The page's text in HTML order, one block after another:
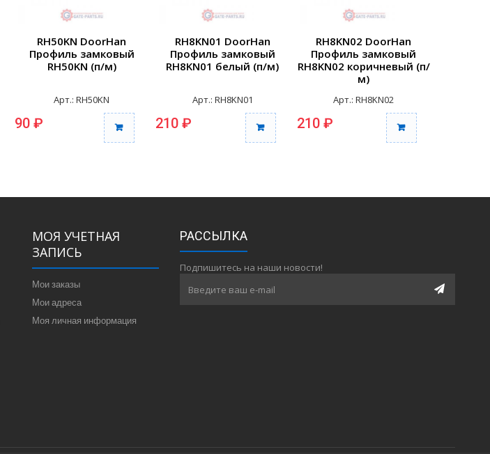
RH50KN DoorHan
Профиль замковый
RH50KN (п/м)
Арт.: RH50KN
90 ₽
RH8KN01 DoorHan
Профиль замковый
RH8KN01 белый (п/м)
Арт.: RH8KN01
210 ₽
RH8KN02 DoorHan
Профиль замковый
RH8KN02 коричневый (п/
м)
Арт.: RH8KN02
210 ₽
МОЯ УЧЕТНАЯ
ЗАПИСЬ
Мои заказы
Мои адреса
Моя личная информация
РАССЫЛКА
Подпишитесь на наши новости!